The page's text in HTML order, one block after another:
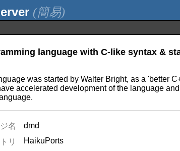
(簡易)
language with C-like syntax &
was started by Walter Bright, as a 'better
accelerated development of the language
名
dmd
リ
HaikuPorts